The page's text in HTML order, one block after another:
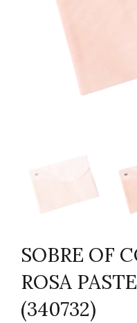
SOBRE OF
ROSA
(340732)